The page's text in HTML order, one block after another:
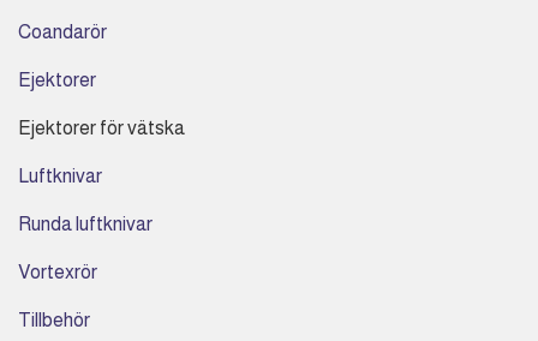
Coandarör
Ejektorer
Ejektorer för vätska
Luftknivar
Runda luftknivar
Vortexrör
Tillbehör